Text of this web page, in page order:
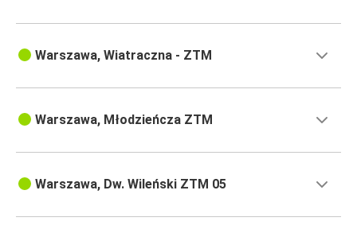
Warszawa, Wiatraczna - ZTM
Warszawa, Młodzieńcza ZTM
Warszawa, Dw. Wileński ZTM 05